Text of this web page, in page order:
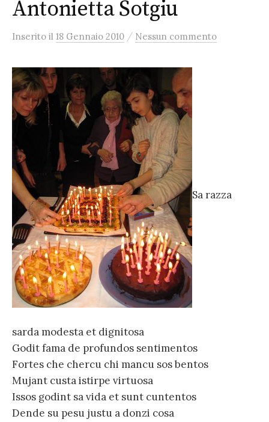
Antonietta Sotgiu
Inserito il 18 Gennaio 2010 / Nessun commento
Sa razza
sarda modesta et dignitosa
Godit fama de profundos sentimentos
Fortes che chercu chi mancu sos bentos
Mujant custa istirpe virtuosa
Issos godint sa vida et sunt cuntentos
Dende su pesu justu a donzi cosa